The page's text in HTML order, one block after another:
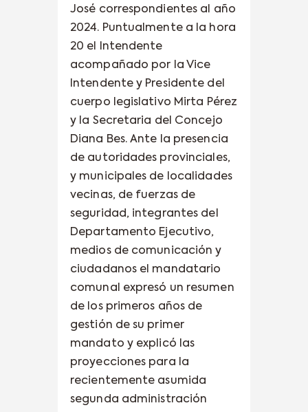
José correspondientes al año
2024. Puntualmente a la hora
20 el Intendente
acompañado por la Vice
Intendente y Presidente del
cuerpo legislativo Mirta Pérez
y la Secretaria del Concejo
Diana Bes. Ante la presencia
de autoridades provinciales,
y municipales de localidades
vecinas, de fuerzas de
seguridad, integrantes del
Departamento Ejecutivo,
medios de comunicación y
ciudadanos el mandatario
comunal expresó un resumen
de los primeros años de
gestión de su primer
mandato y explicó las
proyecciones para la
recientemente asumida
segunda administración